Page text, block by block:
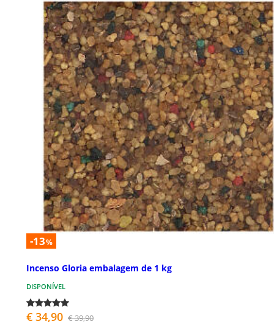
-13%
Incenso Gloria embalagem de 1 kg
DISPONÍVEL
€ 34,90 € 39,90